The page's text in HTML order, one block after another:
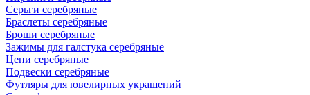
Серьги серебряные
Браслеты серебряные
Броши серебряные
Зажимы для галстука серебряные
Цепи серебряные
Подвески серебряные
Футляры для ювелирных украшений